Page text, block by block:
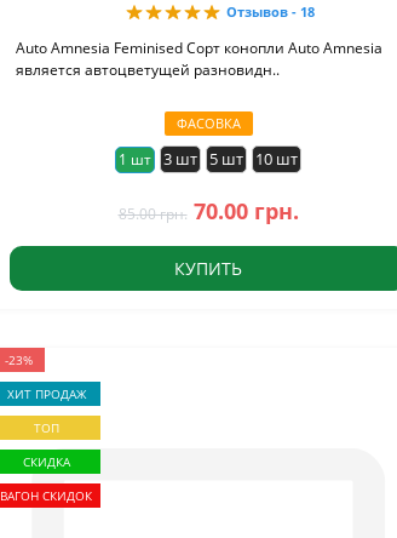
Отзывов - 18
Auto Amnesia Feminised Сорт конопли Auto Amnesia
является автоцветущей разновидн..
ФАСОВКА
1 шт 3 шт 5 шт 10 шт
85.00 грн. 70.00 грн.
КУПИТЬ
-23%
ХИТ ПРОДАЖ
ТОП
СКИДКА
ВАГОН СКИДОК